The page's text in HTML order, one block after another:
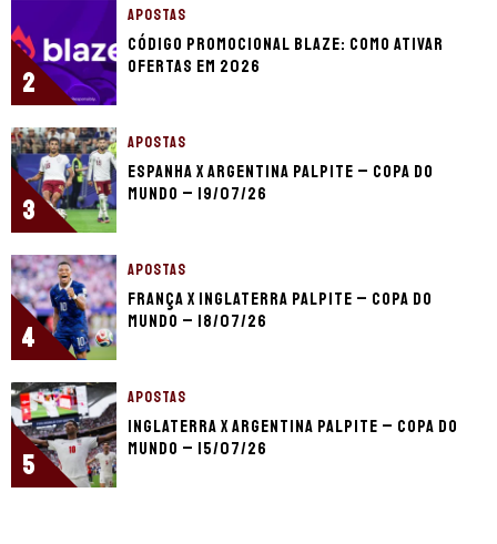
2
APOSTAS
Código promocional Blaze: como ativar
ofertas em 2026
3
APOSTAS
Espanha x Argentina palpite – Copa do
Mundo – 19/07/26
4
APOSTAS
França x Inglaterra palpite – Copa do
Mundo – 18/07/26
5
APOSTAS
Inglaterra x Argentina palpite – Copa do
Mundo – 15/07/26